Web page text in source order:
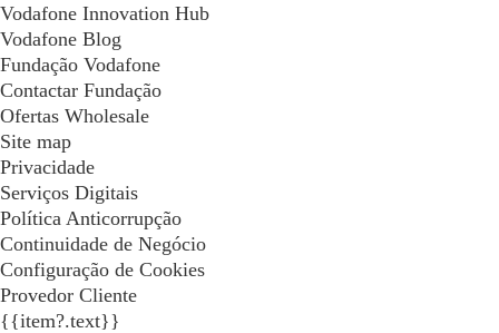
Vodafone Innovation Hub
Vodafone Blog
Fundação Vodafone
Contactar Fundação
Ofertas Wholesale
Site map
Privacidade
Serviços Digitais
Política Anticorrupção
Continuidade de Negócio
Configuração de Cookies
Provedor Cliente
{{item?.text}}